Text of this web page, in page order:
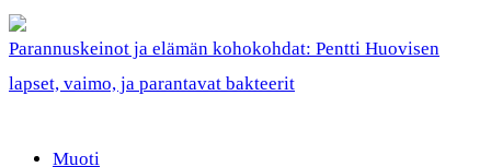
Parannuskeinot ja elämän kohokohdat: Pentti Huovisen
lapset, vaimo, ja parantavat bakteerit
Muoti